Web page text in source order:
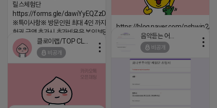
릴스체험단
https://forms.gle/dawiYyEQZzDdqf8W8
※특이사항※ 방문인원 최대 4인 까지 가능 체
험권 금액 초과시 초과비용은 본인부담입니다.
2026-04-18 17:13
https://blog.naver.com/pshwin2/
2026-04-18 17:12
비공개
비공개